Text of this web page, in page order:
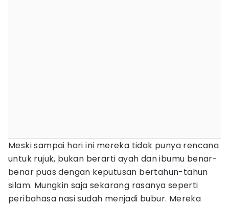
Meski sampai hari ini mereka tidak punya rencana
untuk rujuk, bukan berarti ayah dan ibumu benar-
benar puas dengan keputusan bertahun-tahun
silam. Mungkin saja sekarang rasanya seperti
peribahasa nasi sudah menjadi bubur. Mereka